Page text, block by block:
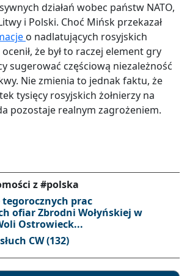
działań wobec państw NATO,
i Polski. Choć Mińsk przekazał
o nadlatujących rosyjskich
że był to raczej element gry
sugerować częściową niezależność
Nie zmienia to jednak faktu, że
tysięcy rosyjskich żołnierzy na
pozostaje realnym zagrożeniem.
z #polska
prac
ofiar Zbrodni Wołyńskiej w
Ostrowieck...
CW (132)